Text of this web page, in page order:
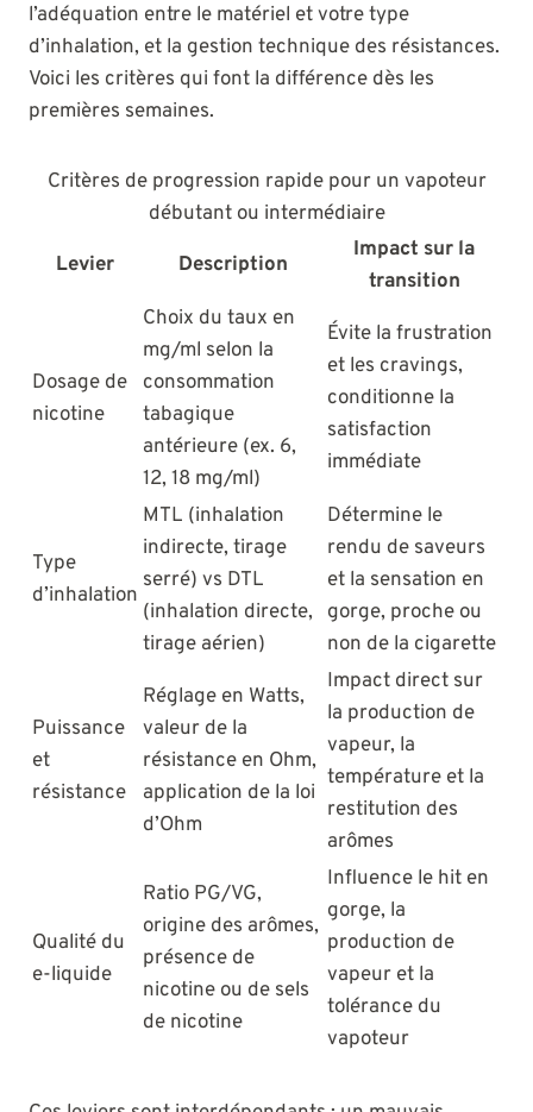
l’adéquation entre le matériel et votre type
d’inhalation, et la gestion technique des résistances.
Voici les critères qui font la différence dès les
premières semaines.
Critères de progression rapide pour un vapoteur
débutant ou intermédiaire
Levier
Description
Impact sur la
transition
Dosage de
nicotine
Choix du taux en
mg/ml selon la
consommation
tabagique
antérieure (ex. 6,
12, 18 mg/ml)
Évite la frustration
et les cravings,
conditionne la
satisfaction
immédiate
Type
d’inhalation
MTL (inhalation
indirecte, tirage
serré) vs DTL
(inhalation directe,
tirage aérien)
Détermine le
rendu de saveurs
et la sensation en
gorge, proche ou
non de la cigarette
Puissance
et
résistance
Réglage en Watts,
valeur de la
résistance en Ohm,
application de la loi
d’Ohm
Impact direct sur
la production de
vapeur, la
température et la
restitution des
arômes
Qualité du
e-liquide
Ratio PG/VG,
origine des arômes,
présence de
nicotine ou de sels
de nicotine
Influence le hit en
gorge, la
production de
vapeur et la
tolérance du
vapoteur